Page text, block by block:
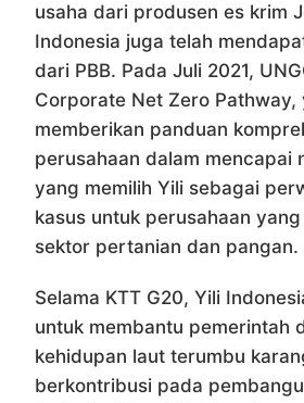
usaha dari produsen es krim
Indonesia juga telah
dari PBB. Pada Juli 2021,
Corporate Net Zero Pathway,
memberikan panduan
perusahaan dalam mencapai
yang memilih Yili sebagai
kasus untuk perusahaan
sektor pertanian dan pangan.
Selama KTT G20, Yili
untuk membantu pemerintah
kehidupan laut terumbu
berkontribusi pada